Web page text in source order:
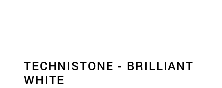
TECHNISTONE - BRILLIANT
WHITE